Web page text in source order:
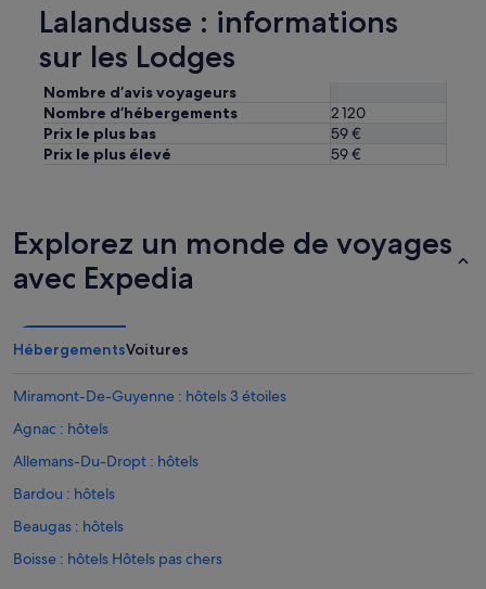
Lalandusse : informations
sur les Lodges
Nombre d’avis voyageurs
Nombre d’hébergements
2 120
Prix le plus bas
59 €
Prix le plus élevé
59 €
Explorez un monde de voyages
avec Expedia
HébergementsVoitures
Miramont-De-Guyenne : hôtels 3 étoiles
Agnac : hôtels
Allemans-Du-Dropt : hôtels
Bardou : hôtels
Beaugas : hôtels
Boisse : hôtels Hôtels pas chers